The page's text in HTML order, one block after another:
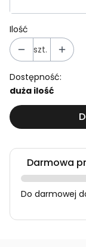
Ilość
szt.
Dostępność:
duża ilość
Darmowa
Do darmowej